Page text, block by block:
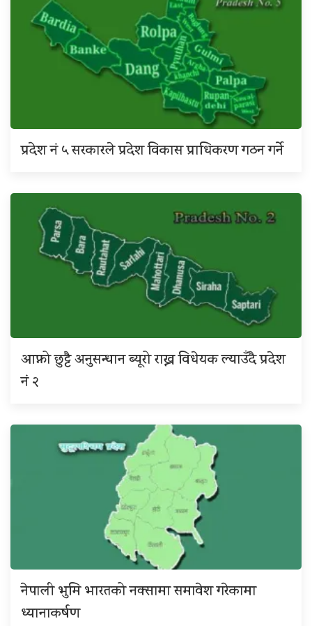
प्रदेश नं ५ सरकारले प्रदेश विकास प्राधिकरण गठन गर्ने
आफ्नो छुट्टै अनुसन्धान ब्यूरो राख्न विधेयक ल्याउँदै प्रदेश
नं २
नेपाली भुमि भारतको नक्सामा समावेश गरेकामा
ध्यानाकर्षण